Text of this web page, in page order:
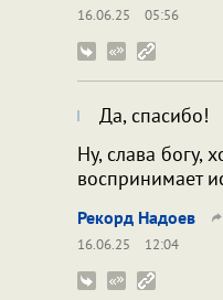
16.06.25
05:56
Да, спасибо!
Ну, слава богу,
воспринимает
Рекорд Надоев
16.06.25
12:04